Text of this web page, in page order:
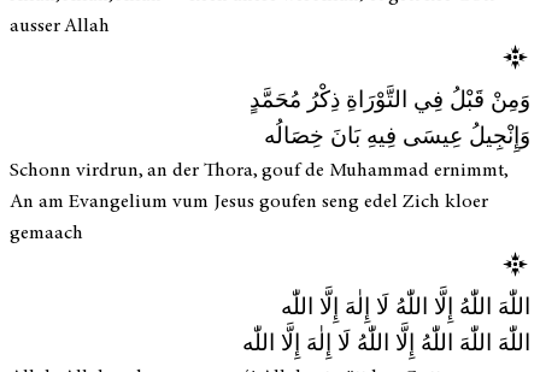
ausser Allah
وَمِنْ قَبْلُ فِي التَّوْرَاةِ ذِكْرُ مُحَمَّدٍ
وَإِنْجِيلُ عِيسَى فِيهِ بَانَ خِصَالُه
Schonn virdrun, an der Thora, gouf de Muhammad ernimmt,
An am Evangelium vum Jesus goufen seng edel Zich kloer
gemaach
اللّٰهَ اللّٰهُ إِلَّا اللّٰهُ لَا إِلٰهَ إِلَّا اللّٰه
اللّٰهَ اللّٰهَ اللّٰهُ إِلَّا اللّٰهُ لَا إِلٰهَ إِلَّا اللّٰه